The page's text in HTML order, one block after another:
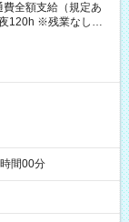
全額支給（規定あ
120h ※残業なしの場
間00分